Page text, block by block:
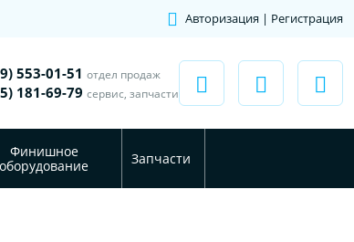
Авторизация | Регистрация
553-01-51 отдел продаж
181-69-79 сервис, запчасти
Финишное
оборудование
Запчасти